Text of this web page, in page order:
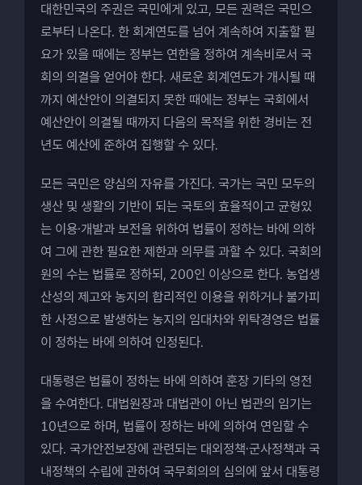
대한민국의 주권은 국민에게 있고, 모든 권력은 국민으
로부터 나온다. 한 회계연도를 넘어 계속하여 지출할 필
요가 있을 때에는 정부는 연한을 정하여 계속비로서 국
회의 의결을 얻어야 한다. 새로운 회계연도가 개시될 때
까지 예산안이 의결되지 못한 때에는 정부는 국회에서
예산안이 의결될 때까지 다음의 목적을 위한 경비는 전
년도 예산에 준하여 집행할 수 있다.
모든 국민은 양심의 자유를 가진다. 국가는 국민 모두의
생산 및 생활의 기반이 되는 국토의 효율적이고 균형있
는 이용·개발과 보전을 위하여 법률이 정하는 바에 의하
여 그에 관한 필요한 제한과 의무를 과할 수 있다. 국회의
원의 수는 법률로 정하되, 200인 이상으로 한다. 농업생
산성의 제고와 농지의 합리적인 이용을 위하거나 불가피
한 사정으로 발생하는 농지의 임대차와 위탁경영은 법률
이 정하는 바에 의하여 인정된다.
대통령은 법률이 정하는 바에 의하여 훈장 기타의 영전
을 수여한다. 대법원장과 대법관이 아닌 법관의 임기는
10년으로 하며, 법률이 정하는 바에 의하여 연임할 수
있다. 국가안전보장에 관련되는 대외정책·군사정책과 국
내정책의 수립에 관하여 국무회의의 심의에 앞서 대통령